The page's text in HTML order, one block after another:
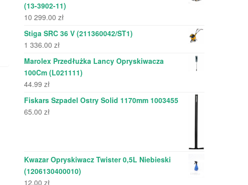
(13-3902-11)
10 299.00 zł
Stiga SRC 36 V (211360042/ST1)
1 336.00 zł
Marolex Przedłużka Lancy Opryskiwacza
100Cm (L021111)
44.99 zł
Fiskars Szpadel Ostry Solid 1170mm 1003455
65.00 zł
Kwazar Opryskiwacz Twister 0,5L Niebieski
(1206130400010)
12.00 zł